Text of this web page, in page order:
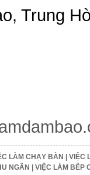
Trung
LÀM CHẠY BÀN | VIỆC
NGÂN | VIỆC LÀM BẾP